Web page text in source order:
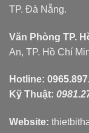
TP. Đà Nẵng.
Văn Phòng TP.
An, TP. Hồ Chí
Hotline:
Kỹ Thuật:
Website: